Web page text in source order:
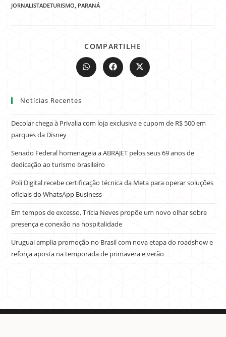
JORNALISTADETURISMO PARANÁ
COMPARTILHE
Notícias Recentes
Decolar chega à Privalia com loja exclusiva e cupom de R$ 500 em
parques da Disney
Senado Federal homenageia a ABRAJET pelos seus 69 anos de
dedicação ao turismo brasileiro
Poli Digital recebe certificação técnica da Meta para operar soluções
oficiais do WhatsApp Business
Em tempos de excesso, Trícia Neves propõe um novo olhar sobre
presença e conexão na hospitalidade
Uruguai amplia promoção no Brasil com nova etapa do roadshow e
reforça aposta na temporada de primavera e verão